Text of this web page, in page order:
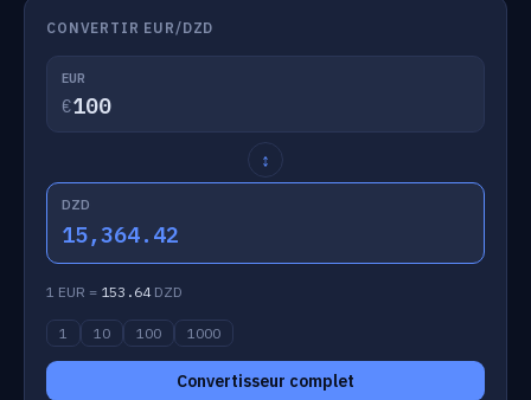
CONVERTIR EUR/DZD
EUR
€
↕
DZD
15,364.42
1 EUR = 153.64DZD
1 10 100 1000
Convertisseur complet